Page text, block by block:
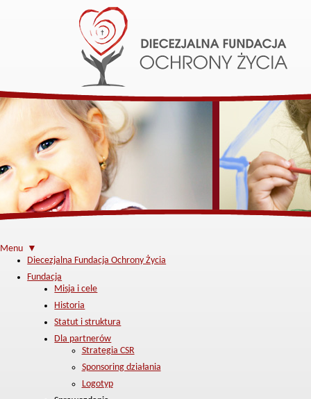
Menu ▼
Diecezjalna Fundacja Ochrony Życia
Fundacja
Misja i cele
Historia
Statut i struktura
Dla partnerów
Strategia CSR
Sponsoring działania
Logotyp